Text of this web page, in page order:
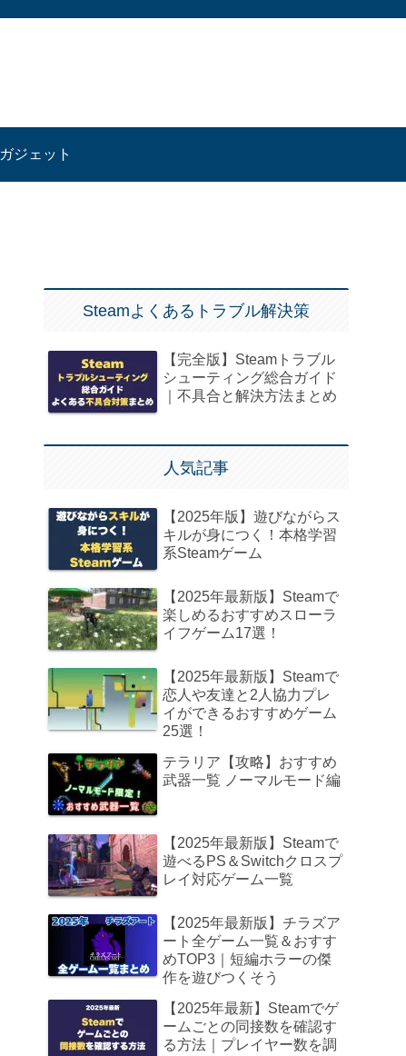
ガジェット
Steamよくあるトラブル解決策
【完全版】Steamトラブル
シューティング総合ガイド
｜不具合と解決方法まとめ
人気記事
【2025年版】遊びながらス
キルが身につく！本格学習
系Steamゲーム
【2025年最新版】Steamで
楽しめるおすすめスローラ
イフゲーム17選！
【2025年最新版】Steamで
恋人や友達と2人協力プレ
イができるおすすめゲーム
25選！
テラリア【攻略】おすすめ
武器一覧 ノーマルモード編
【2025年最新版】Steamで
遊べるPS＆Switchクロスプ
レイ対応ゲーム一覧
【2025年最新版】チラズア
ート全ゲーム一覧＆おすす
めTOP3｜短編ホラーの傑
作を遊びつくそう
【2025年最新】Steamでゲ
ームごとの同接数を確認す
る方法｜プレイヤー数を調